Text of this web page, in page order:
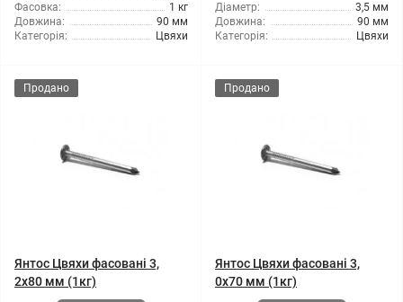
Фасовка:
1 кг
Довжина:
90 мм
Категорія:
Цвяхи
Діаметр:
3,5 мм
Довжина:
90 мм
Категорія:
Цвяхи
Продано
Янтос Цвяхи фасовані 3,
2x80 мм (1кг)
Продано
Янтос Цвяхи фасовані 3,
0x70 мм (1кг)